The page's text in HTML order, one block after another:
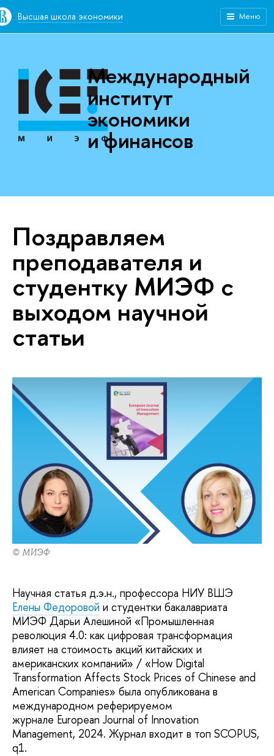
Высшая школа экономики Меню
Международный
институт
экономики
и финансов
Поздравляем
преподавателя и
студентку МИЭФ с
выходом научной
статьи
© МИЭФ
Научная статья д.э.н., профессора НИУ ВШЭ
Елены Федоровой и студентки бакалавриата
МИЭФ Дарьи Алешиной «Промышленная
революция 4.0: как цифровая трансформация
влияет на стоимость акций китайских и
американских компаний» / «How Digital
Transformation Affects Stock Prices of Chinese and
American Companies» была опубликована в
международном реферируемом
журнале European Journal of Innovation
Management, 2024. Журнал входит в топ SCOPUS,
q1.